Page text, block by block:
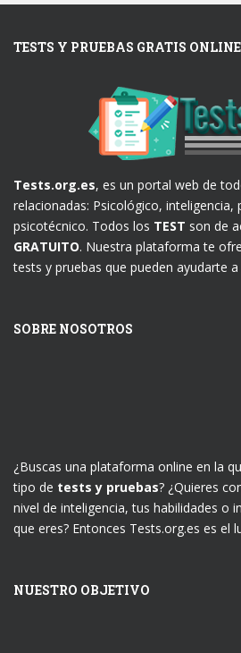
TESTS Y PRUEBAS GRATIS ONLINE
Tests.org.es, es un portal web de
relacionadas: Psicológico, inteligencia,
psicotécnico. Todos los TEST son de
GRATUITO. Nuestra plataforma te
tests y pruebas que pueden ayudarte
SOBRE NOSOTROS
NUESTRO OBJETIVO
utilizarlos como herramienta para